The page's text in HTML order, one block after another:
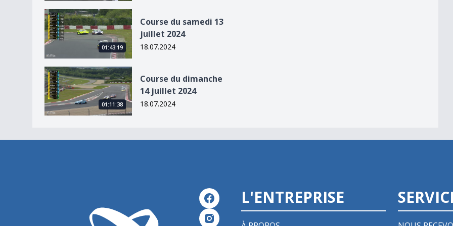
Course du samedi 13 juillet 2024
01:43:19
Course du samedi 13
juillet 2024
18.07.2024
Course du dimanche 14 juillet 2024
01:11:38
Course du dimanche
14 juillet 2024
18.07.2024
L'ENTREPRISE